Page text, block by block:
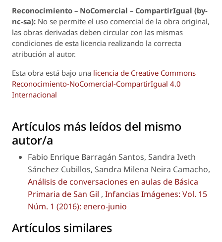
Reconocimiento – NoComercial – CompartirIgual (by-
nc-sa): No se permite el uso comercial de la obra original,
las obras derivadas deben circular con las mismas
condiciones de esta licencia realizando la correcta
atribución al autor.
Esta obra está bajo una licencia de Creative Commons
Reconocimiento-NoComercial-CompartirIgual 4.0
Internacional
Artículos más leídos del mismo
autor/a
Fabio Enrique Barragán Santos, Sandra Iveth
Sánchez Cubillos, Sandra Milena Neira Camacho,
Análisis de conversaciones en aulas de Básica
Primaria de San Gil , Infancias Imágenes: Vol. 15
Núm. 1 (2016): enero-junio
Artículos similares